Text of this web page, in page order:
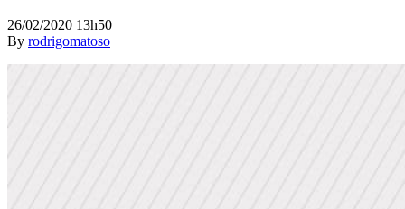
26/02/2020 13h50
By rodrigomatoso